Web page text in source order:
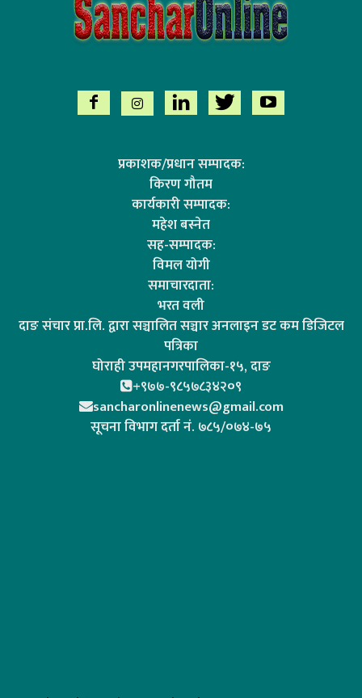
प्रकाशक/प्रधान सम्पादक:
किरण गौतम
कार्यकारी सम्पादक:
महेश बस्नेत
सह-सम्पादक:
विमल योगी
समाचारदाता:
भरत वली
दाङ संचार प्रा.लि. द्वारा सञ्चालित सञ्चार अनलाइन डट कम डिजिटल
पत्रिका
घोराही उपमहानगरपालिका-१५, दाङ
+९७७-९८५७८३४२०९
sancharonlinenews@gmail.com
सूचना विभाग दर्ता न‌ं. ७८५/०७४-७५